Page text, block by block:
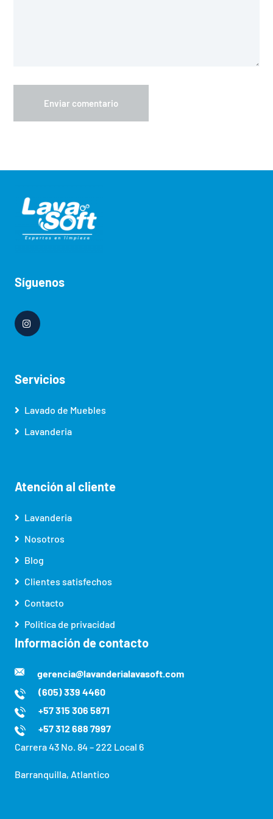
Síguenos
Servicios
Lavado de Muebles
Lavanderia
Atención al cliente
Lavanderia
Nosotros
Blog
Clientes satisfechos
Contacto
Politica de privacidad
Información de contacto
gerencia@lavanderialavasoft.com
(605) 339 4460
+57 315 306 5871
+57 312 688 7997
Carrera 43 No. 84 – 222 Local 6
Barranquilla, Atlantico